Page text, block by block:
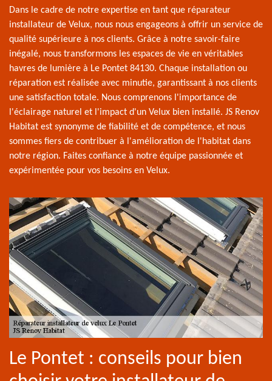
Dans le cadre de notre expertise en tant que réparateur
installateur de Velux, nous nous engageons à offrir un service de
qualité supérieure à nos clients. Grâce à notre savoir-faire
inégalé, nous transformons les espaces de vie en véritables
havres de lumière à Le Pontet 84130. Chaque installation ou
réparation est réalisée avec minutie, garantissant à nos clients
une satisfaction totale. Nous comprenons l'importance de
l'éclairage naturel et l'impact d'un Velux bien installé. JS Renov
Habitat est synonyme de fiabilité et de compétence, et nous
sommes fiers de contribuer à l'amélioration de l'habitat dans
notre région. Faites confiance à notre équipe passionnée et
expérimentée pour vos besoins en Velux.
Le Pontet : conseils pour bien